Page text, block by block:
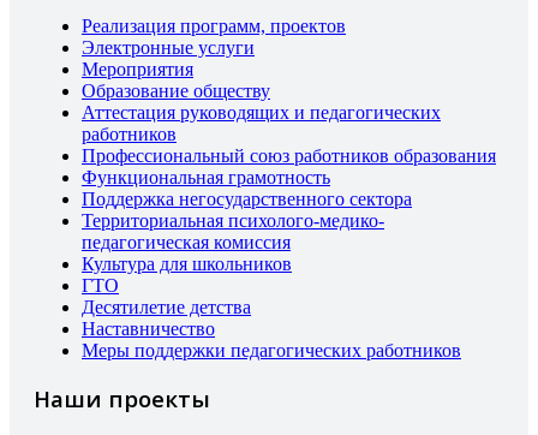
Реализация программ, проектов
Электронные услуги
Мероприятия
Образование обществу
Аттестация руководящих и педагогических
работников
Профессиональный союз работников образования
Функциональная грамотность
Поддержка негосударственного сектора
Территориальная психолого-медико-
педагогическая комиссия
Культура для школьников
ГТО
Десятилетие детства
Наставничество
Меры поддержки педагогических работников
Наши проекты